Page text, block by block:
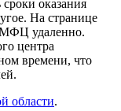
оказания
На странице
МФЦ удаленно.
центра
времени, что
области.